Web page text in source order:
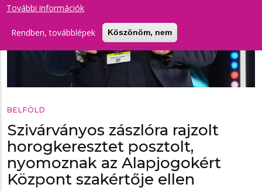
További információk
Rendben, továbblépek Köszönöm, nem
BELFÖLD
Szivárványos zászlóra rajzolt
horogkeresztet posztolt,
nyomoznak az Alapjogokért
Központ szakértője ellen